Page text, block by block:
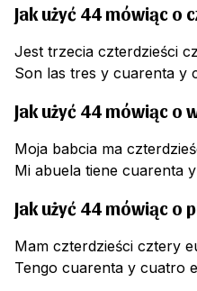
Jak użyć 44 mówiąc o
Jest trzecia czterdzieści
Son las tres y cuarenta y
Jak użyć 44 mówiąc o
Moja babcia ma
Mi abuela tiene cuarenta
Jak użyć 44 mówiąc o
Mam czterdzieści cztery
Tengo cuarenta y cuatro